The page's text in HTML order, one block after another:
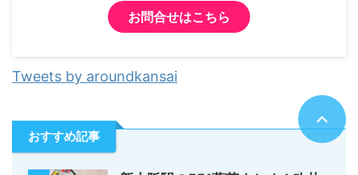
お問合せはこちら
Tweets by aroundkansai
おすすめ記事